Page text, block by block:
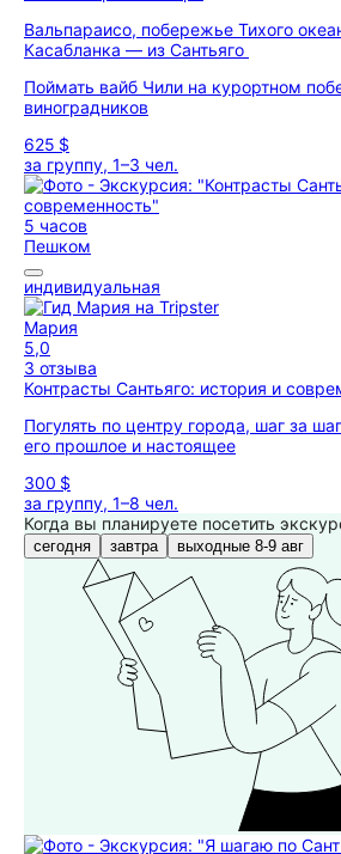
Вальпараисо, побережье Тихого
Касабланка — из Сантьяго
Поймать вайб Чили на курортном
виноградников
625 $
за группу, 1–3 чел.
5 часов
Пешком
индивидуальная
Мария
5,0
3 отзыва
Контрасты Сантьяго: история и
Погулять по центру города, шаг за
его прошлое и настоящее
300 $
за группу, 1–8 чел.
Когда вы планируете посетить
сегодня завтра выходные 8-9 авг